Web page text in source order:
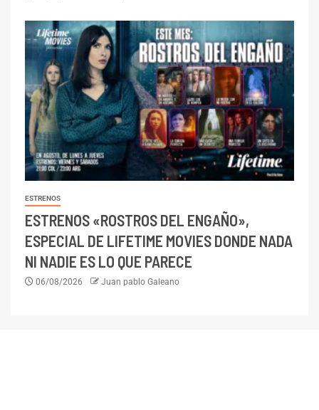
ESTRENOS
ESTRENOS «ROSTROS DEL ENGAÑO»,
ESPECIAL DE LIFETIME MOVIES DONDE NADA
NI NADIE ES LO QUE PARECE
06/08/2026 Juan pablo Galeano